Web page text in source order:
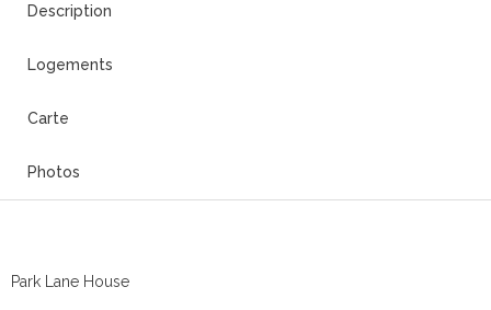
Description
Logements
Carte
Photos
Park Lane House